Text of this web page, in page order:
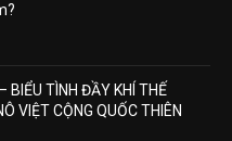
BIỂU TÌNH ĐẦY KHÍ THẾ
VIỆT CỘNG QUỐC THIÊN